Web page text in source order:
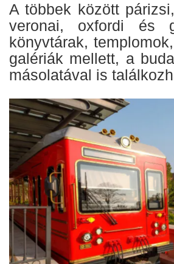
A többek között
veronai, oxfordi és
könyvtárak,
galériák mellett, a
másolatával is